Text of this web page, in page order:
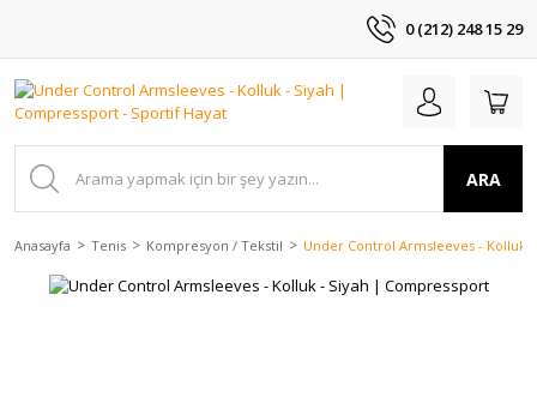
0 (212) 248 15 29
ARA
Anasayfa Tenis Kompresyon / Tekstil Under Control Armsleeves - Kolluk